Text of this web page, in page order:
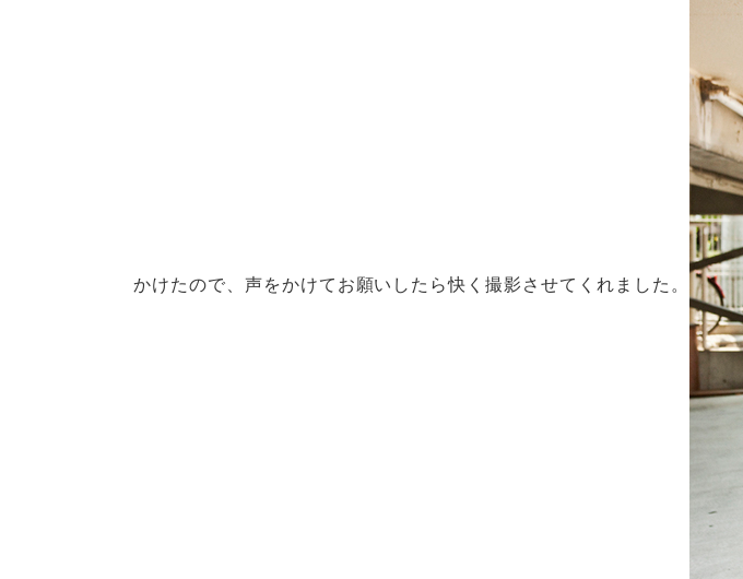
かけたので、声をかけてお願いしたら快く撮影させてくれました。